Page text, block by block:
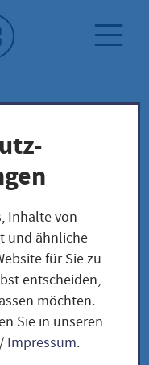
Inhalte von
und ähnliche
für Sie zu
entscheiden,
möchten.
Sie in unseren
/ Impressum.